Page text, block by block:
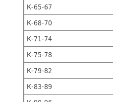
К-65-67
К-68-70
К-71-74
К-75-78
К-79-82
К-83-89